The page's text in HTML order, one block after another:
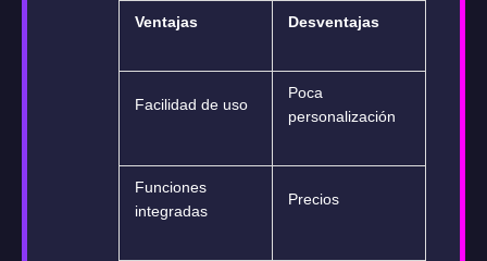
Ventajas Desventajas
Facilidad de uso
Poca
personalización
Funciones
integradas
Precios